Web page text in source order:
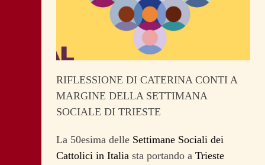
RIFLESSIONE DI CATERINA CONTI A
MARGINE DELLA SETTIMANA
SOCIALE DI TRIESTE
La 50esima delle Settimane Sociali dei
Cattolici in Italia sta portando a Trieste